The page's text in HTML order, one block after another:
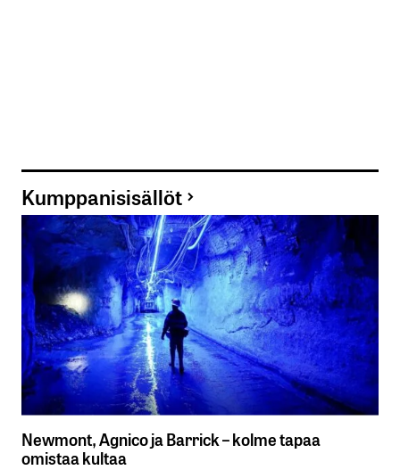
Kumppanisisällöt
Newmont, Agnico ja Barrick – kolme tapaa
omistaa kultaa